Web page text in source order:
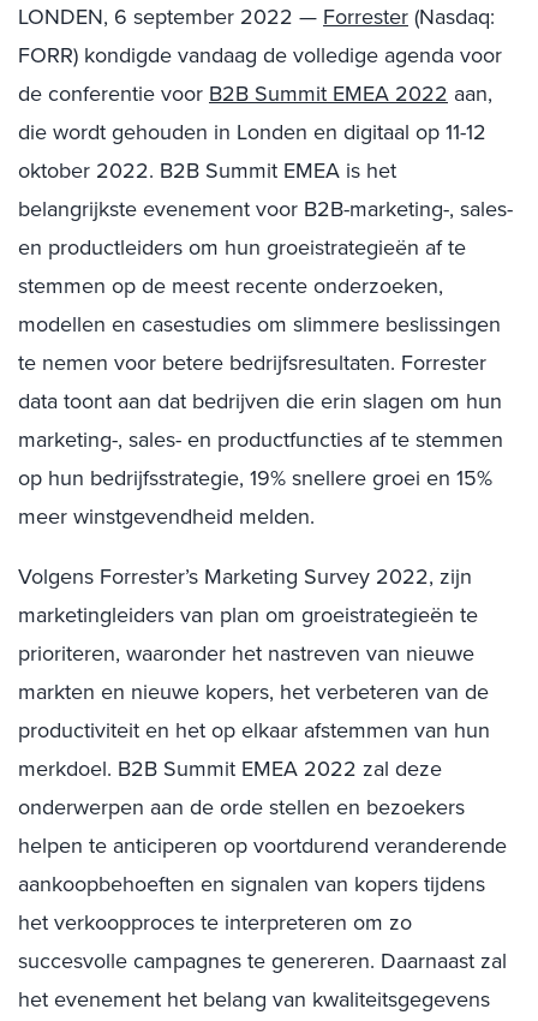
LONDEN, 6 september 2022 — Forrester(Nasdaq:
FORR) kondigde vandaag de volledige agenda voor
de conferentie voor B2B Summit EMEA 2022 aan,
die wordt gehouden in Londen en digitaal op 11-12
oktober 2022. B2B Summit EMEA is het
belangrijkste evenement voor B2B-marketing-, sales-
en productleiders om hun groeistrategieën af te
stemmen op de meest recente onderzoeken,
modellen en casestudies om slimmere beslissingen
te nemen voor betere bedrijfsresultaten. Forrester
data toont aan dat bedrijven die erin slagen om hun
marketing-, sales- en productfuncties af te stemmen
op hun bedrijfsstrategie, 19% snellere groei en 15%
meer winstgevendheid melden.
Volgens Forrester’s Marketing Survey 2022, zijn
marketingleiders van plan om groeistrategieën te
prioriteren, waaronder het nastreven van nieuwe
markten en nieuwe kopers, het verbeteren van de
productiviteit en het op elkaar afstemmen van hun
merkdoel. B2B Summit EMEA 2022 zal deze
onderwerpen aan de orde stellen en bezoekers
helpen te anticiperen op voortdurend veranderende
aankoopbehoeften en signalen van kopers tijdens
het verkoopproces te interpreteren om zo
succesvolle campagnes te genereren. Daarnaast zal
het evenement het belang van kwaliteitsgegevens